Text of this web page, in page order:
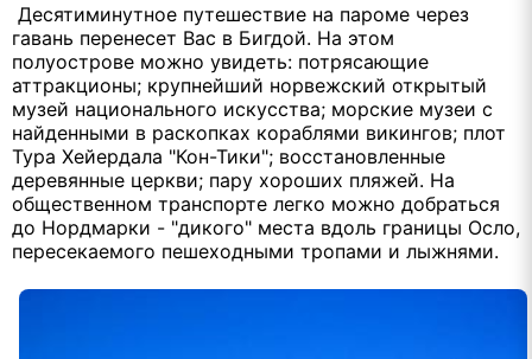
Десятиминутное путешествие на пароме через
гавань перенесет Вас в Бигдой. На этом
полуострове можно увидеть: потрясающие
аттракционы; крупнейший норвежский открытый
музей национального искусства; морские музеи с
найденными в раскопках кораблями викингов; плот
Тура Хейердала "Кон-Тики"; восстановленные
деревянные церкви; пару хороших пляжей. На
общественном транспорте легко можно добраться
до Нордмарки - "дикого" места вдоль границы Осло,
пересекаемого пешеходными тропами и лыжнями.